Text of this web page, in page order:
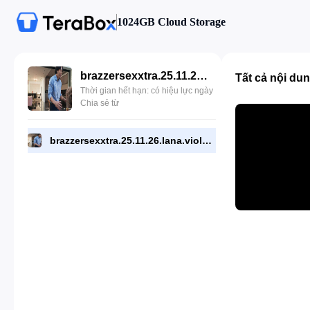
1024GB Cloud Storage
brazzersexxtra.25.11.26.lana.violet.isa.bella.and.me.mp4
Thời gian hết hạn: có hiệu lực ngày
Chia sẻ từ
brazzersexxtra.25.11.26.lana.violet.isa.bella.and.me.mp4
Tất cả nội